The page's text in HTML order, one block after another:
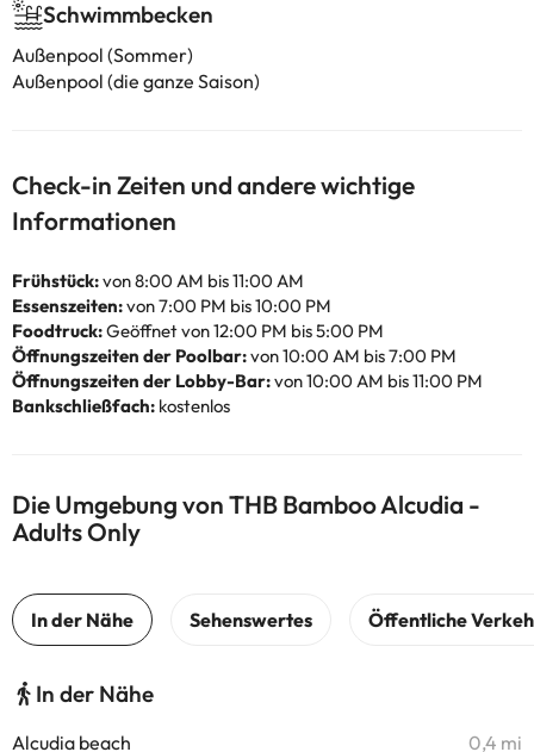
Schwimmbecken
Außenpool (Sommer)
Außenpool (die ganze Saison)
Check-in Zeiten und andere wichtige
Informationen
Frühstück:von 8:00 AM bis 11:00 AM
Essenszeiten:von 7:00 PM bis 10:00 PM
Foodtruck:Geöffnet von 12:00 PM bis 5:00 PM
Öffnungszeiten der Poolbar:von 10:00 AM bis 7:00 PM
Öffnungszeiten der Lobby-Bar:von 10:00 AM bis 11:00 PM
Bankschließfach: kostenlos
Die Umgebung von THB Bamboo Alcudia -
Adults Only
In der Nähe
Alcudia beach 0,4 mi